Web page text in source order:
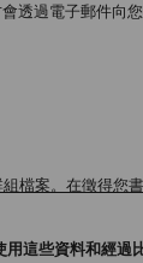
透過電子郵件向
檔案。在徵得您
這些資料和經過